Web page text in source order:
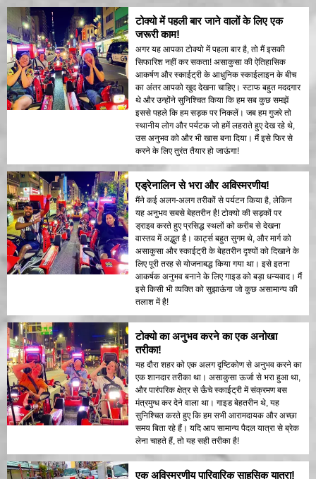
टोक्यो में पहली बार जाने वालों के लिए एक
जरूरी काम!
अगर यह आपका टोक्यो में पहला बार है, तो मैं इसकी
सिफारिश नहीं कर सकता! असाकुसा की ऐतिहासिक
आकर्षण और स्काईट्री के आधुनिक स्काईलाइन के बीच
का अंतर आपको खुद देखना चाहिए। स्टाफ बहुत मददगार
थे और उन्होंने सुनिश्चित किया कि हम सब कुछ समझें
इससे पहले कि हम सड़क पर निकलें। जब हम गुजरे तो
स्थानीय लोग और पर्यटक जो हमें लहराते हुए देख रहे थे,
उस अनुभव को और भी खास बना दिया। मैं इसे फिर से
करने के लिए तुरंत तैयार हो जाऊंगा!
एड्रेनालिन से भरा और अविस्मरणीय!
मैंने कई अलग-अलग तरीकों से पर्यटन किया है, लेकिन
यह अनुभव सबसे बेहतरीन है! टोक्यो की सड़कों पर
ड्राइव करते हुए प्रसिद्ध स्थलों को करीब से देखना
वास्तव में अद्भुत है। कार्ट्स बहुत सुगम थे, और मार्ग को
असाकुसा और स्काईट्री के बेहतरीन दृश्यों को दिखाने के
लिए पूरी तरह से योजनाबद्ध किया गया था। इसे इतना
आकर्षक अनुभव बनाने के लिए गाइड को बड़ा धन्यवाद। मैं
इसे किसी भी व्यक्ति को सुझाऊंगा जो कुछ असामान्य की
तलाश में है!
टोक्यो का अनुभव करने का एक अनोखा
तरीका!
यह दौरा शहर को एक अलग दृष्टिकोण से अनुभव करने का
एक शानदार तरीका था। असाकुसा ऊर्जा से भरा हुआ था,
और पारंपरिक क्षेत्र से ऊँचे स्काईट्री में संक्रमण बस
मंत्रमुग्ध कर देने वाला था। गाइड बेहतरीन थे, यह
सुनिश्चित करते हुए कि हम सभी आरामदायक और अच्छा
समय बिता रहे हैं। यदि आप सामान्य पैदल यात्रा से ब्रेक
लेना चाहते हैं, तो यह सही तरीका है!
एक अविस्मरणीय पारिवारिक साहसिक यात्रा!